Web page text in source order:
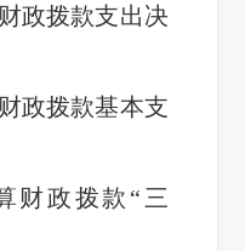
政拨款支出决
政拨款基本支
财政拨款“三